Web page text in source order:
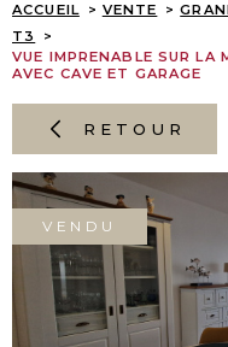
ACCUEIL VENTE
T3
VUE IMPRENABLE SUR LA
AVEC CAVE ET GARAGE
RETOUR
VENDU